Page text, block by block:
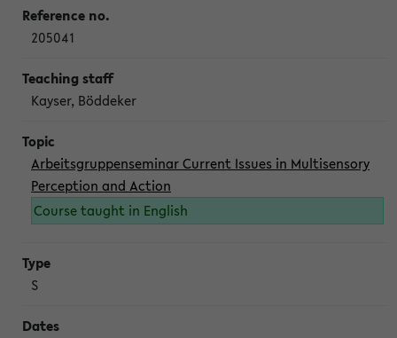
205041
Kayser, Böddeker
Arbeitsgruppenseminar Current Issues in Multisensory
Perception and Action
Course taught in English
S